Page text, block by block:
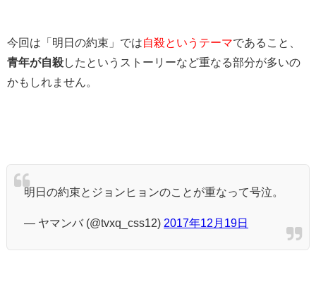
今回は「明日の約束」では自殺というテーマであること、
青年が自殺したというストーリーなど重なる部分が多いの
かもしれません。
明日の約束とジョンヒョンのことが重なって号泣。
— ヤマンバ (@tvxq_css12) 2017年12月19日